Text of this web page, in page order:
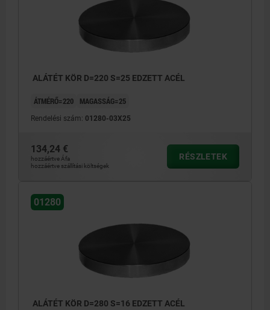
ALÁTÉT KÖR D=220 S=25 EDZETT ACÉL
ÁTMÉRŐ=220 MAGASSÁG=25
Rendelési szám: 01280-03X25
134,24 €
hozzáértve Áfa
hozzáértve szállítási költségek
RÉSZLETEK
01280
ALÁTÉT KÖR D=280 S=16 EDZETT ACÉL